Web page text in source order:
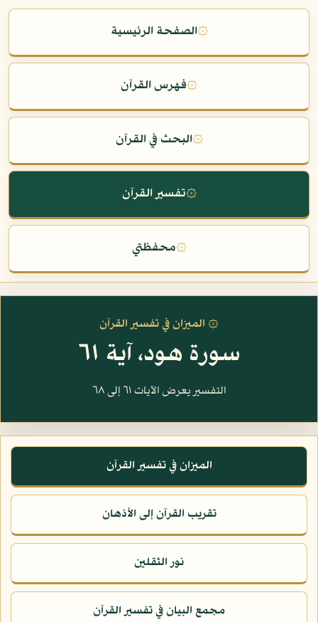
۞الصفحة الرئيسية
۞فهرس القرآن
۞البحث في القرآن
۞تفسير القرآن
۞محفظتي
۞ الميزان في تفسير القرآن
سورة هود، آية ٦١
التفسير يعرض الآيات ٦١ إلى ٦٨
الميزان في تفسير القرآن
تقريب القرآن إلى الأذهان
نور الثقلين
مجمع البيان في تفسير القرآن